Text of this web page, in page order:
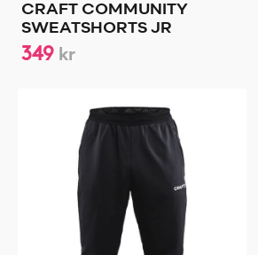
CRAFT COMMUNITY
SWEATSHORTS JR
349 kr